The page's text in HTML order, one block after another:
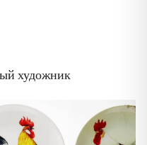
художник